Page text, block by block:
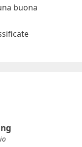
buona